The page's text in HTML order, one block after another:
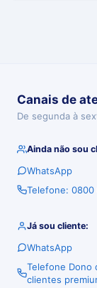
Canais de
De segunda à
Ainda não sou
WhatsApp
Telefone:
Já sou cliente:
WhatsApp
Telefone Dono
clientes